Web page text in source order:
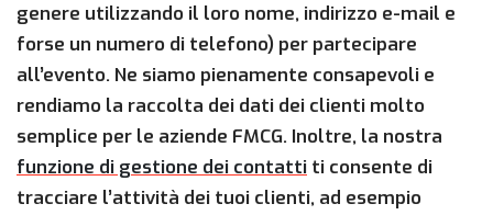
genere utilizzando il loro nome, indirizzo e-mail e
forse un numero di telefono) per partecipare
all’evento. Ne siamo pienamente consapevoli e
rendiamo la raccolta dei dati dei clienti molto
semplice per le aziende FMCG. Inoltre, la nostra
funzione di gestione dei contatti ti consente di
tracciare l’attività dei tuoi clienti, ad esempio